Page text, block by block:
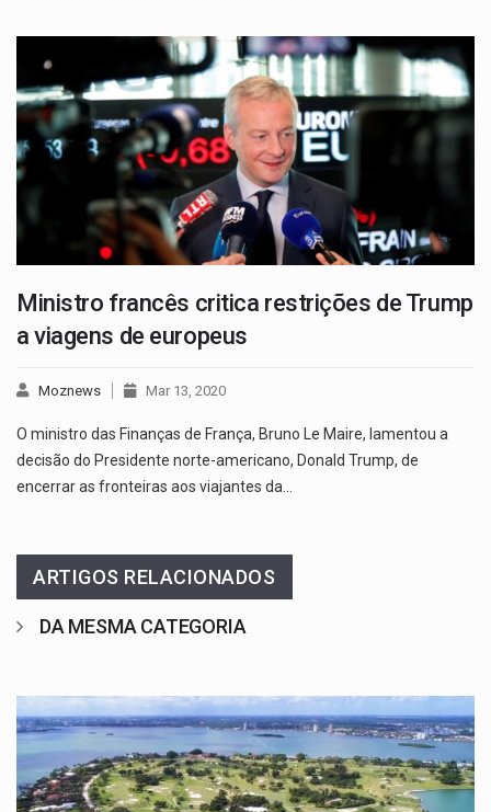
Ministro francês critica restrições de Trump
a viagens de europeus
Moznews Mar 13, 2020
O ministro das Finanças de França, Bruno Le Maire, lamentou a
decisão do Presidente norte-americano, Donald Trump, de
encerrar as fronteiras aos viajantes da…
ARTIGOS RELACIONADOS
DA MESMA CATEGORIA